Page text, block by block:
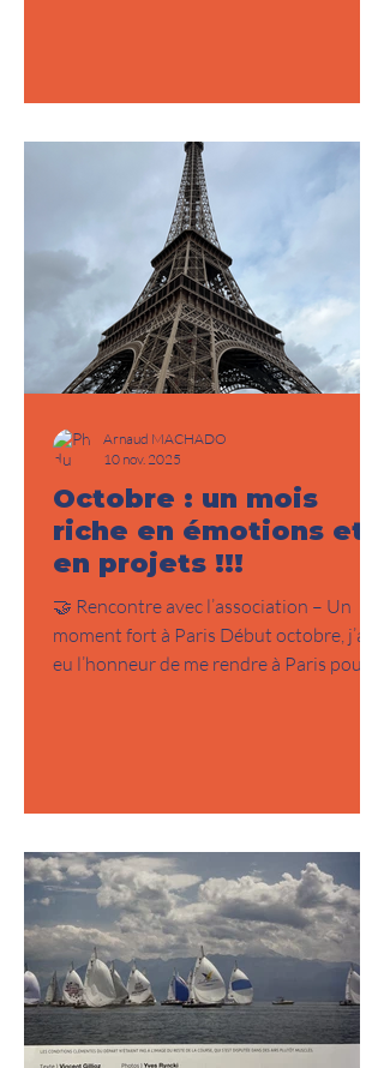
responsabilité… et une belle aventure.
bord, j’étais accompagné d'Amaury
François et de Benjamin Biot. Les 7
premiers jours ont été particulièrement
longs et exigeants : nous avons dû tirer d
Octobre : un mois
riche en émotions et
en projets !!!
🤝 Rencontre avec l’association – Un
moment fort à Paris Début octobre, j’ai
eu l’honneur de me rendre à Paris pour
avec des bénévoles qui œuvrent chaque
humanité m’inspirent et donnent encore
plus de sens à mon projet sportif. Ce
partenariat est bien plus qu’un logo sur
une voile
Arnaud MACHADO
10 nov. 2025